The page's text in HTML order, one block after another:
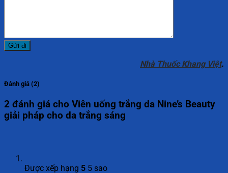
Nhà Thuốc Khang Việt.
Đánh giá (2)
2 đánh giá cho Viên uống trắng da Nine’s Beauty
giải pháp cho da trắng sáng
Được xếp hạng 5 5 sao